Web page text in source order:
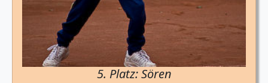
5. Platz: Sören